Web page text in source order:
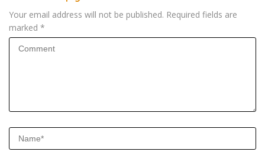
Your email address will not be published. Required fields are
marked *